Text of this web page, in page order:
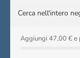
Aggiungi 47,00 € e